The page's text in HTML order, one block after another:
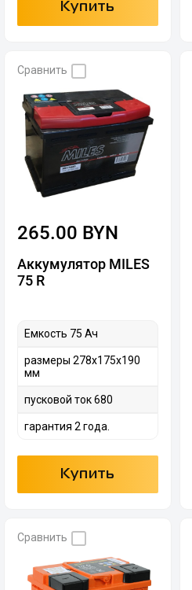
Купить
Сравнить
265.00 BYN
Аккумулятор MILES
75 R
Емкость 75 Ач
размеры 278х175х190
мм
пусковой ток 680
гарантия 2 года.
Купить
Сравнить